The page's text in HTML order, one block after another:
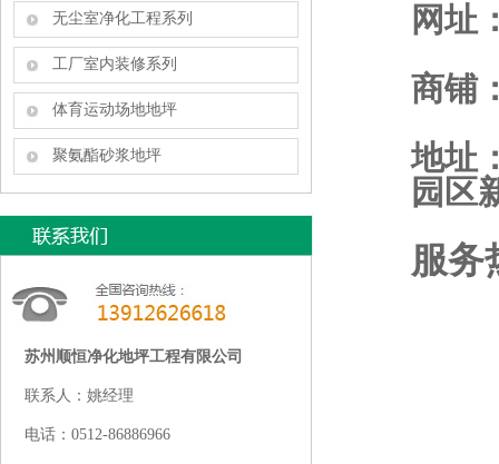
无尘室净化工程系列
工厂室内装修系列
体育运动场地地坪
聚氨酯砂浆地坪
苏州顺恒净化地坪工程有限公司
联系人：姚经理
电话：0512-86886966
网址
商铺
地址
园区
服务